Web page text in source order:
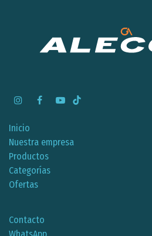
Inicio
Nuestra empresa
Productos
Categorías
Ofertas
Contacto